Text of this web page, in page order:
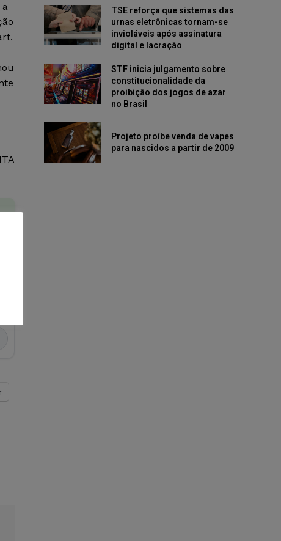
TSE reforça que sistemas das
urnas eletrônicas tornam-se
invioláveis após assinatura
digital e lacração
STF inicia julgamento sobre
constitucionalidade da
proibição dos jogos de azar
no Brasil
Projeto proíbe venda de vapes
para nascidos a partir de 2009